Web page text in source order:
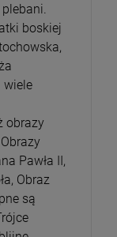
boskiej
wiele
obrazy
Pawła II,
Obraz
są